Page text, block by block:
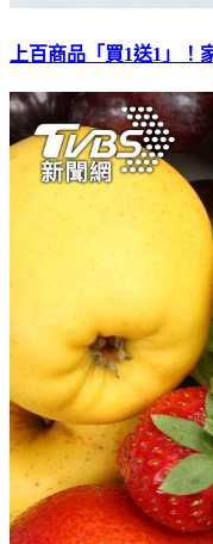
上百商品「買1送1」